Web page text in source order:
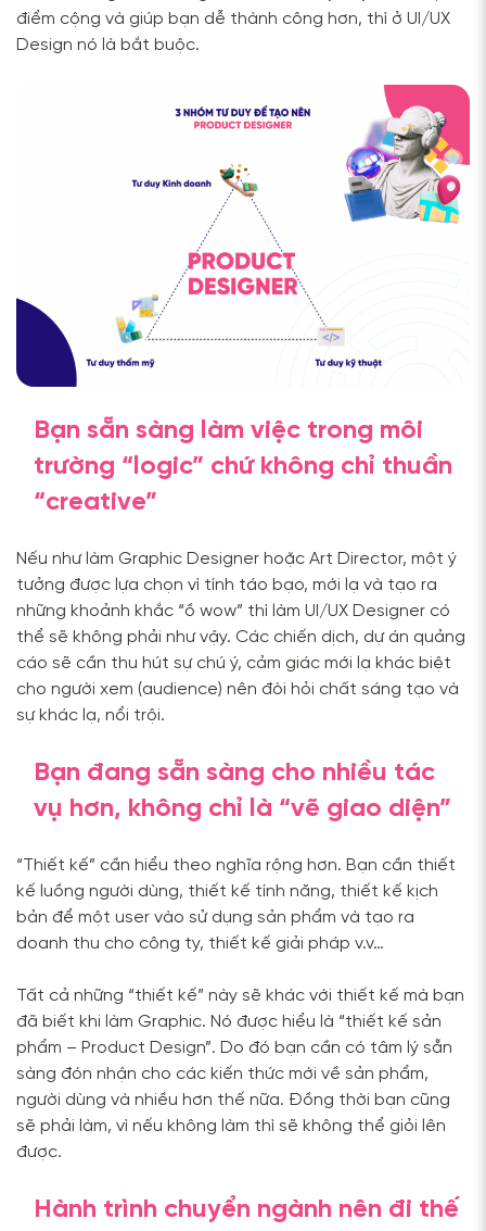
điểm cộng và giúp bạn dễ thành công hơn, thì ở UI/UX
Design nó là bắt buộc.
Bạn sẵn sàng làm việc trong môi
trường “logic” chứ không chỉ thuần
“creative”
Nếu như làm Graphic Designer hoặc Art Director, một ý
tưởng được lựa chọn vì tính táo bạo, mới lạ và tạo ra
những khoảnh khắc “ồ wow” thì làm UI/UX Designer có
thể sẽ không phải như vậy. Các chiến dịch, dự án quảng
cáo sẽ cần thu hút sự chú ý, cảm giác mới lạ khác biệt
cho người xem (audience) nên đòi hỏi chất sáng tạo và
sự khác lạ, nổi trội.
Bạn đang sẵn sàng cho nhiều tác
vụ hơn, không chỉ là “vẽ giao diện”
“Thiết kế” cần hiểu theo nghĩa rộng hơn. Bạn cần thiết
kế luồng người dùng, thiết kế tính năng, thiết kế kịch
bản để một user vào sử dụng sản phẩm và tạo ra
doanh thu cho công ty, thiết kế giải pháp v.v…
Tất cả những “thiết kế” này sẽ khác với thiết kế mà bạn
đã biết khi làm Graphic. Nó được hiểu là “thiết kế sản
phẩm – Product Design”. Do đó bạn cần có tâm lý sẵn
sàng đón nhận cho các kiến thức mới về sản phẩm,
người dùng và nhiều hơn thế nữa. Đồng thời bạn cũng
sẽ phải làm, vì nếu không làm thì sẽ không thể giỏi lên
được.
Hành trình chuyển ngành nên đi thế